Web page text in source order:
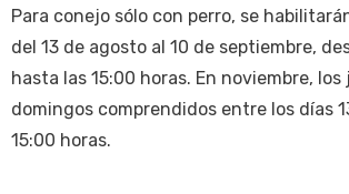
Para conejo sólo con perro, se
del 13 de agosto al 10 de septiembre,
hasta las 15:00 horas. En noviembre, los
domingos comprendidos entre los días
15:00 horas.